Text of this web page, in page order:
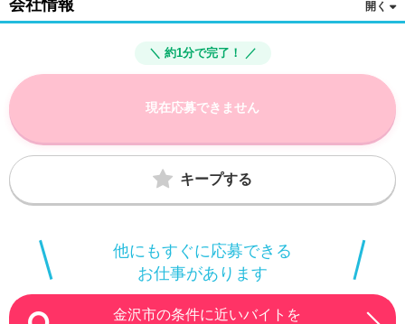
会社情報
＼ 約1分で完了！ ／
現在応募できません
キープする
他にもすぐに応募できる
お仕事があります
金沢市の条件に近いバイトを